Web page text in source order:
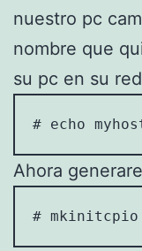
nuestro pc
nombre que
su pc en su red
# echo
Ahora
#